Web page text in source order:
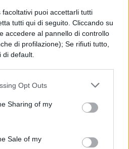
puoi accettarli tutti
tutti qui di seguito. Cliccando su
accedere al pannello di controllo
di profilazione); Se rifiuti tutto,
default.
Opt Outs
Sharing of my
Sale of my
si diresse verso i
Nel frattempo, da
da lui ambasciatori
Avendo però udito
nascosti nelle foreste,
i loro villaggi e i loro
oltre il Reno diciotto
in Gallia e ordinò